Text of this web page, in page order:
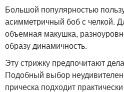
Большой популярностью
асимметричный боб с челкой.
объемная макушка,
образу динамичность.
Эту стрижку предпочитают
Подобный выбор
прическа подходит